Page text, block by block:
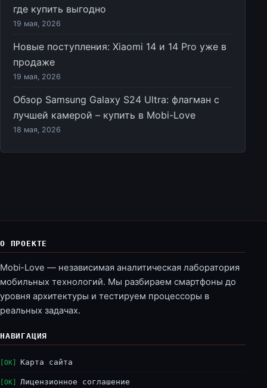
где купить выгодно
19 мая, 2026
Новые поступления: Xiaomi 14 и 14 Pro уже в
продаже
19 мая, 2026
Обзор Samsung Galaxy S24 Ultra: флагман с
лучшей камерой – купить в Mobi-Love
18 мая, 2026
О ПРОЕКТЕ
Mobi-Love — независимая аналитическая лаборатория
мобильных технологий. Мы разбираем смартфоны до
уровня архитектуры и тестируем процессоры в
реальных задачах.
НАВИГАЦИЯ
Карта сайта
Лицензионное соглашение